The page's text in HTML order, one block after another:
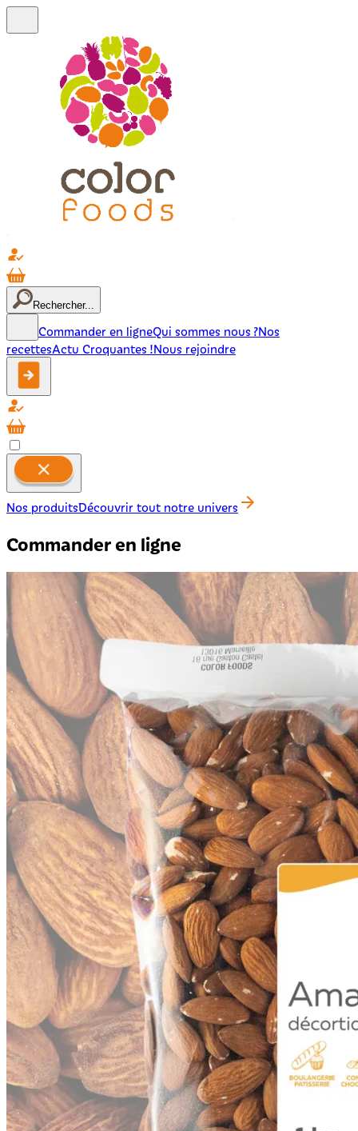
Rechercher...
Commander en ligneQui sommes nous ?Nos
recettesActu Croquantes !Nous rejoindre
Nos produitsDécouvrir tout notre univers
Commander en ligne